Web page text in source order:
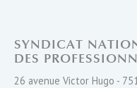
SYNDICAT
DES
26 avenue Victor Hugo -